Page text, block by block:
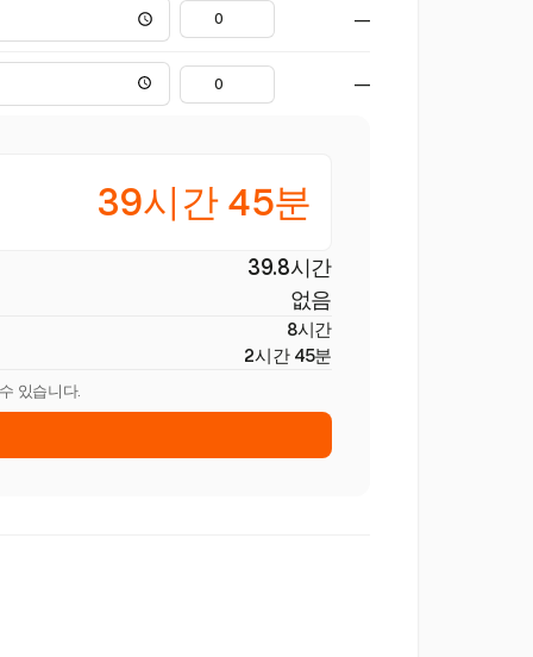
—
—
39시간 45분
39.8시간
없음
8시간
2시간 45분
있습니다.